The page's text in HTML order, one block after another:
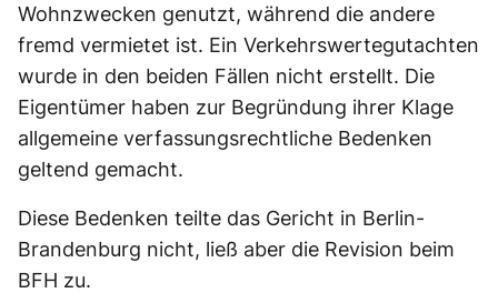
Wohnzwecken genutzt, während die andere
fremd vermietet ist. Ein Verkehrswertegutachten
wurde in den beiden Fällen nicht erstellt. Die
Eigentümer haben zur Begründung ihrer Klage
allgemeine verfassungsrechtliche Bedenken
geltend gemacht.
Diese Bedenken teilte das Gericht in Berlin-
Brandenburg nicht, ließ aber die Revision beim
BFH zu.